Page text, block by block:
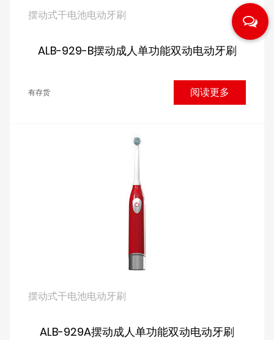
摆动式干电池电动牙刷
ALB-929-B摆动成人单功能双动电动牙刷
有存货 阅读更多
摆动式干电池电动牙刷
ALB-929A摆动成人单功能双动电动牙刷